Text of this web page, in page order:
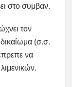
στο συμβαν.
τον
δικαίωμα (σ.σ.
να